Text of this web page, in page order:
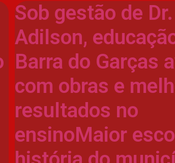
Sob gestão de Dr.
Adilson,
Barra do Garças
com obras e
resultados no
ensinoMaior